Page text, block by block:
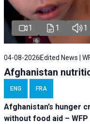
1 1 1
04-08-2026 Edited News |
Afghanistan
ENG FRA
Afghanistan’s hunger
without food aid –